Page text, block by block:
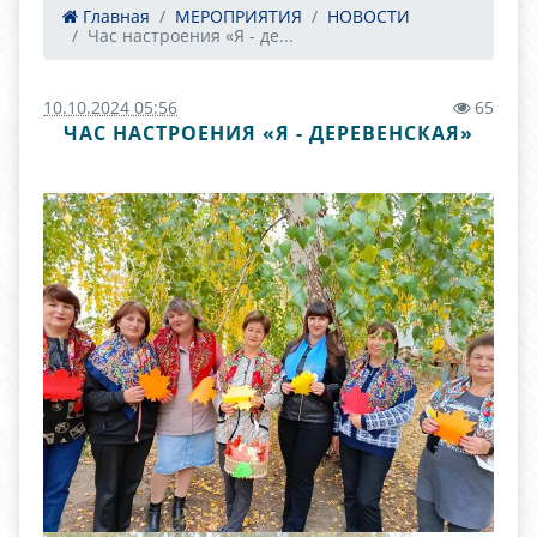
Главная МЕРОПРИЯТИЯ
НОВОСТИ
Час настроения «Я - де...
10.10.2024 05:56 65
ЧАС НАСТРОЕНИЯ «Я - ДЕРЕВЕНСКАЯ»